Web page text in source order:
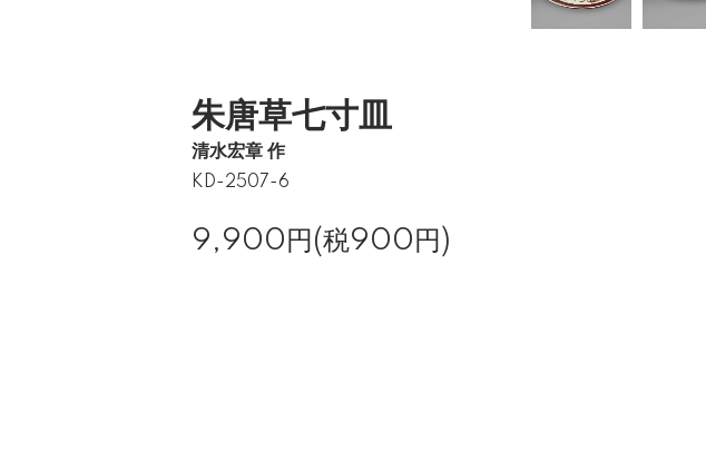
朱唐草七寸皿
清水宏章 作
KD-2507-6
9,900円(税900円)